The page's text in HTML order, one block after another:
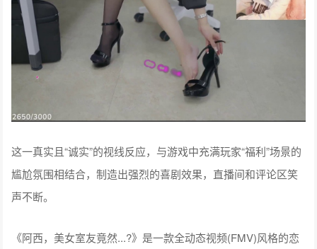
这一真实且“诚实”的视线反应，与游戏中充满玩家“福利”场景的
尴尬氛围相结合，制造出强烈的喜剧效果，直播间和评论区笑
声不断。
《阿西，美女室友竟然...?》是一款全动态视频(FMV)风格的恋